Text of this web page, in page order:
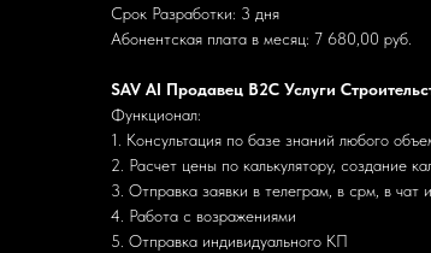
Срок Разработки: 3 дня
Абонентская плата в месяц: 7 680,00 руб.
SAV AI Продавец B2C Услуги
Функционал:
1. Консультация по базе знаний любого
2. Расчет цены по калькулятору, создание
3. Отправка заявки в телеграм, в срм, в чат
4. Работа с возражениями
5. Отправка индивидуального КП